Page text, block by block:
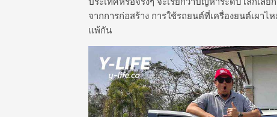
จากการก่อสร้าง การใช้รถยนต์ที่เครื่องยนต์เผา
แพ้กัน